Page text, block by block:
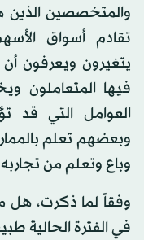
والمتخصصين الذين
تقادم أسواق
يتغيرون ويعرفون
فيها المتعاملون
العوامل التي قد
وبعضهم تعلم
وباع وتعلم من
وفقاً لما ذكرت، هل
في الفترة الحالية